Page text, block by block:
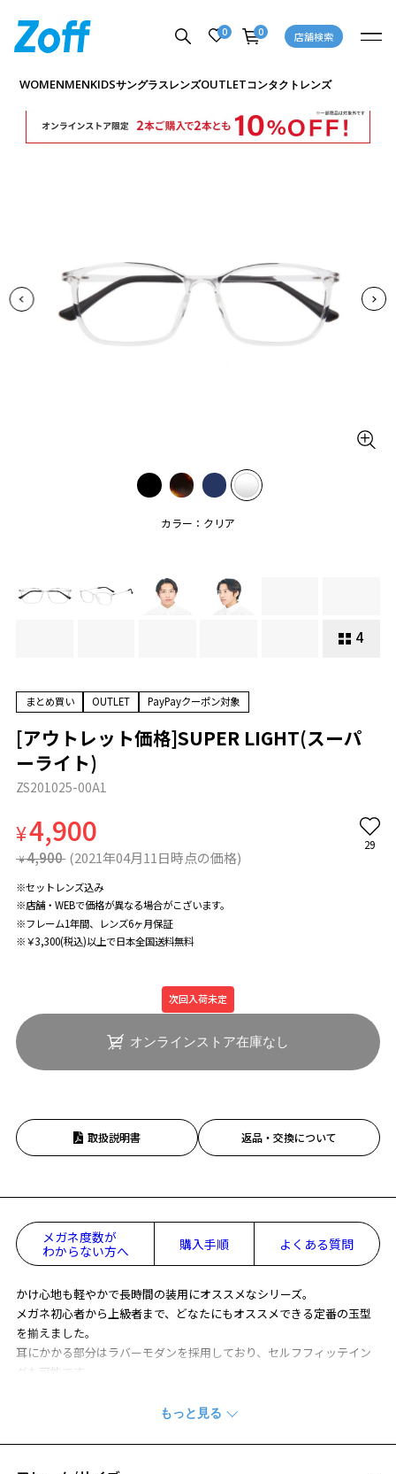
0 0 店舗検索
WOMENMENKIDSサングラスレンズOUTLETコンタクトレンズ
カラー：クリア
4
商品詳細ページへ
まとめ買い OUTLET PayPayクーポン対象
[アウトレット価格]SUPER LIGHT(スーパ
ーライト)
ZS201025-00A1
¥4,900
¥ 4,900 (2021年04月11日時点の価格)
29
※セットレンズ込み
※店舗・WEBで価格が異なる場合がこざいます。
※フレーム1年間、レンズ6ヶ月保証
※￥3,300(税込)以上で日本全国送料無料
次回入荷未定
オンラインストア在庫なし
取扱説明書 返品・交換について
メガネ度数が
わからない方へ
購入手順 よくある質問
かけ心地も軽やかで長時間の装用にオススメなシリーズ。
メガネ初心者から上級者まで、どなたにもオススメできる定番の玉型
を揃えました。
耳にかかる部分はラバーモダンを採用しており、セルフフィッテイン
グも可能です。
※柄や色味の出方に個体差があり、画像と異なる場合がございます。
SUPER LIGHT (スーパーライト) ページをみる